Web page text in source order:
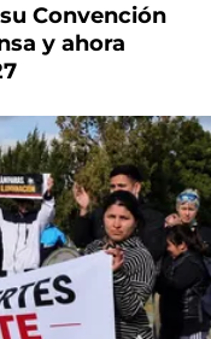
Convención
y ahora